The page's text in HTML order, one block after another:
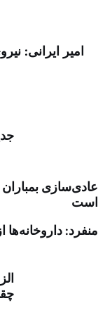
امیر ایرانی:
عادی‌سازی
است
منفرد: داروخانه‌ها